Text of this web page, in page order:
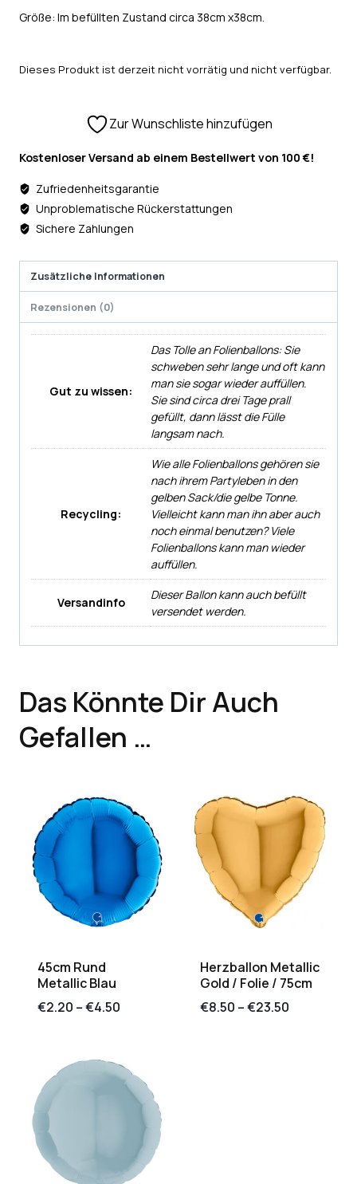
Größe: Im befüllten Zustand circa 38cm x38cm.
Dieses Produkt ist derzeit nicht vorrätig und nicht verfügbar.
Zur Wunschliste hinzufügen
Kostenloser Versand ab einem Bestellwert von 100 €!
Zufriedenheitsgarantie
Unproblematische Rückerstattungen
Sichere Zahlungen
Zusätzliche Informationen
Rezensionen (0)
Gut zu wissen:
Das Tolle an Folienballons: Sie
schweben sehr lange und oft kann
man sie sogar wieder auffüllen.
Sie sind circa drei Tage prall
gefüllt, dann lässt die Fülle
langsam nach.
Recycling:
Wie alle Folienballons gehören sie
nach ihrem Partyleben in den
gelben Sack/die gelbe Tonne.
Vielleicht kann man ihn aber auch
noch einmal benutzen? Viele
Folienballons kann man wieder
auffüllen.
Versandinfo
Dieser Ballon kann auch befüllt
versendet werden.
Das Könnte Dir Auch
Gefallen …
45cm Rund
Metallic Blau
€2.20 –€4.50
Herzballon Metallic
Gold / Folie / 75cm
€8.50 –€23.50